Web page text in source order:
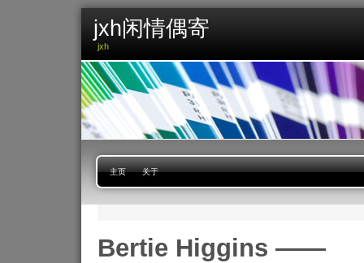
jxh闲情偶寄
jxh
主页 关于
Bertie Higgins ——